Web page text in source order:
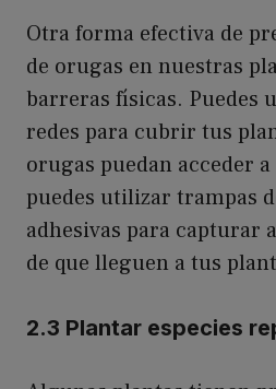
Otra forma efectiva de
de orugas en nuestras
barreras físicas. Puedes
redes para cubrir tus
orugas puedan acceder
puedes utilizar trampas
adhesivas para capturar
de que lleguen a tus
2.3 Plantar especies